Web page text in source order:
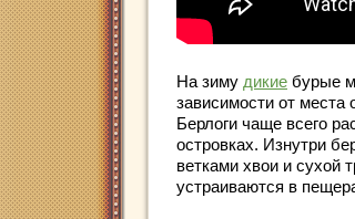
На зиму дикие бурые
зависимости от места
Берлоги чаще всего
островках. Изнутри
ветками хвои и сухой
устраиваются в